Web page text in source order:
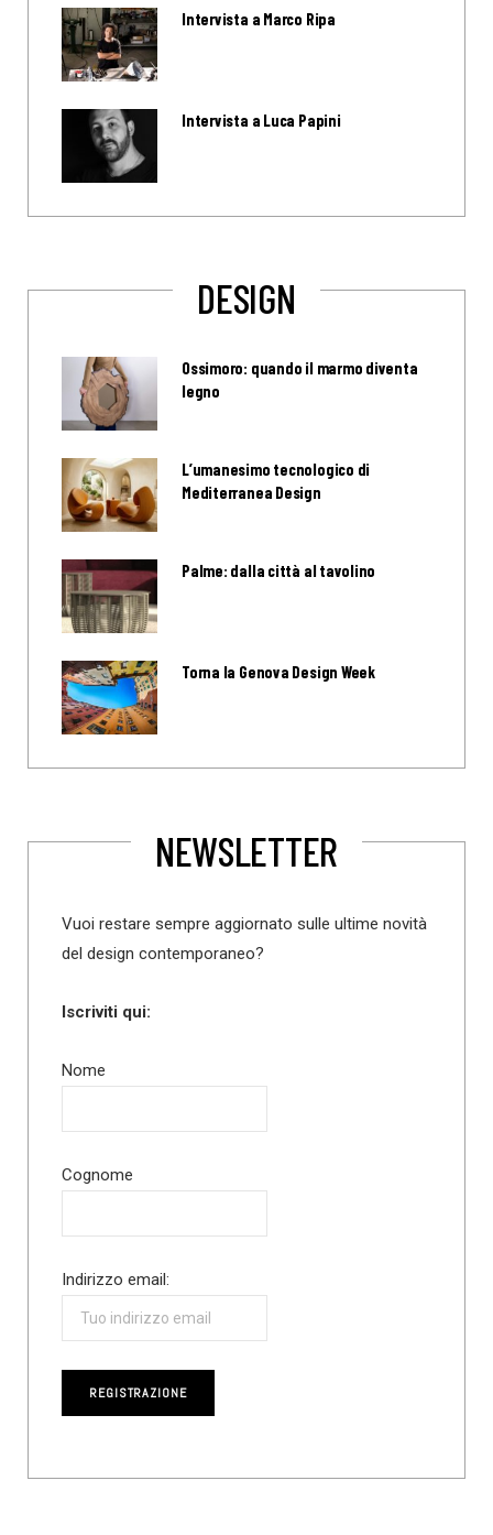
Intervista a Marco Ripa
Intervista a Luca Papini
DESIGN
Ossimoro: quando il marmo diventa
legno
L’umanesimo tecnologico di
Mediterranea Design
Palme: dalla città al tavolino
Torna la Genova Design Week
NEWSLETTER
Vuoi restare sempre aggiornato sulle ultime novità
del design contemporaneo?
Iscriviti qui:
Nome
Cognome
Indirizzo email: